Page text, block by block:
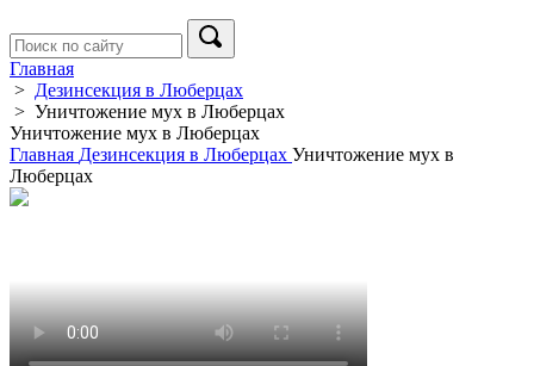
Главная
> Дезинсекция в Люберцах
> Уничтожение мух в Люберцах
Уничтожение мух в Люберцах
Главная Дезинсекция в Люберцах Уничтожение мух в
Люберцах